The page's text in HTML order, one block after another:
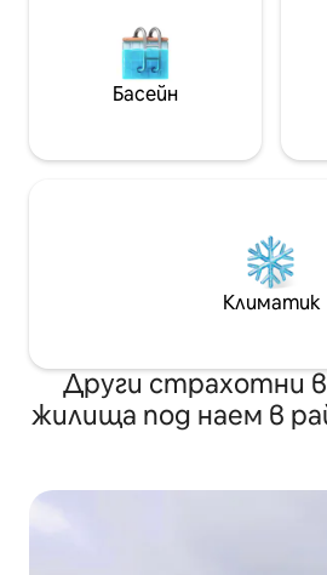
Басейн
Климатик
Други страхотни
жилища под наем в